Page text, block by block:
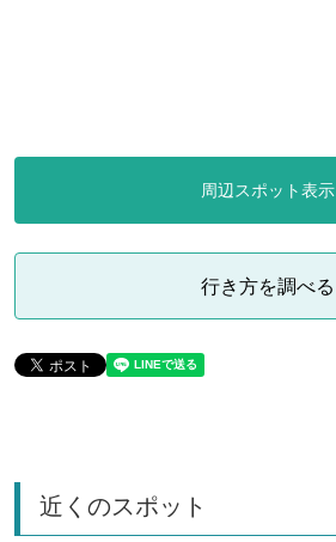
周辺スポット表示
行き方を調べる
近くのスポット